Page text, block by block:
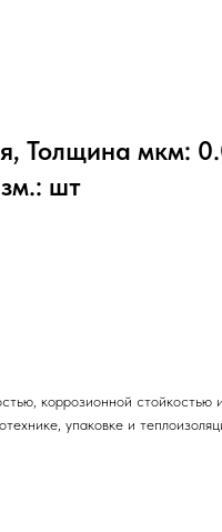
Толщина мкм:
шт
коррозионной стойкостью
упаковке и